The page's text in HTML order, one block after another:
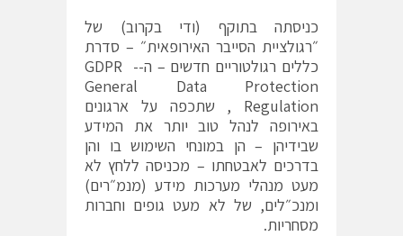
כניסתה בתוקף (ודי בקרוב) של
״רגולציית הסייבר האירופאית״ – סדרת
כללים רגולטוריים חדשים – ה-GDPR -
General Data Protection
Regulation , שתכפה על ארגונים
באירופה לנהל טוב יותר את המידע
שבידיהן – הן במונחי השימוש בו והן
בדרכים לאבטחתו – מכניסה ללחץ לא
מעט מנהלי מערכות מידע (מנמ״רים)
ומנכ״לים, של לא מעט גופים וחברות
מסחריות.